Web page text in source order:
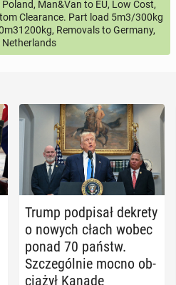
Man&Van to EU, Low Cost,
Clearance. Part load 5m3/300kg
Removals to Germany,
Netherlands
Trump pod­pi­sał dekrety
o nowych cłach wobec
ponad 70 państw.
Szcze­gól­nie mocno ob­
cią­żył Kanadę